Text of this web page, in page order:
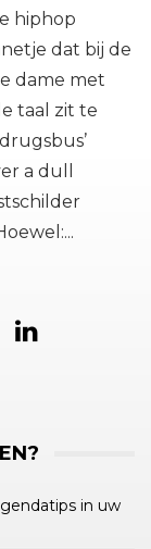
hiphop
dat bij de
dame met
taal zit te
a dull
in uw